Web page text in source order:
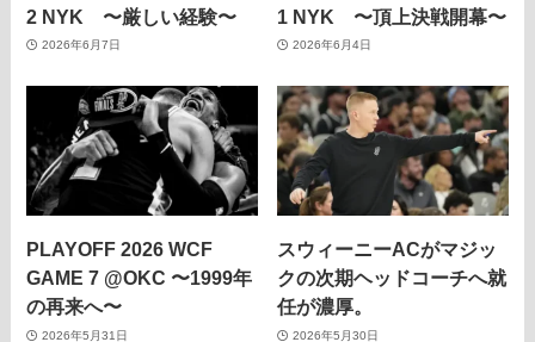
2 NYK 〜厳しい経験〜
2026年6月7日
1 NYK 〜頂上決戦開幕〜
2026年6月4日
PLAYOFF 2026 WCF
GAME 7 @OKC 〜1999年
の再来へ〜
2026年5月31日
スウィーニーACがマジッ
クの次期ヘッドコーチへ就
任が濃厚。
2026年5月30日